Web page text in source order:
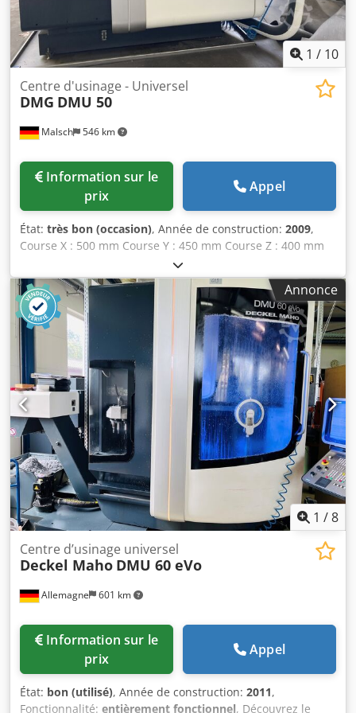
okamoto , elb , ger , tacchella , karstens , jones shipman ,
jung , favretto , blohm rectif intérieure extérieure
(inter/exter) à voir également rectifieuse plane , tour ,
centre d'usinage , fraiseuse
1 / 10
Malsch 546 km
Centre d'usinage - Universel
DMG DMU 50
prix
Appel
État: très bon (occasion), Année de construction: 2009,
Course X : 500 mm Course Y : 450 mm Course Z : 400 mm
Commande numérique : Siemens 840 D Interface cône : SK
40 Vitesses de broche : en continu, de 2 tr/min Vitesse
d'avance : mm/min Changement d'outil : 16 outils Surface
de fixation : 700 x 500 mm Poids maximal de la pièce : 500
kg Poids de la machine : environ 4,4 t Dimensions de la
machine : 2,8 x 2,6 x 2,5 m Système de refroidissement,
volant manuel Cabine complète Environ 1 500 heures
d'utilisation Dsdpozawmaofx Alfsck
Annonce
1 /8
Allemagne 601 km
Centre d’usinage universel
Deckel Maho DMU 60 eVo
prix
Appel
État: bon (utilisé), Année de construction: 2011,
Fonctionnalité: entièrement fonctionnel, Découvrez le